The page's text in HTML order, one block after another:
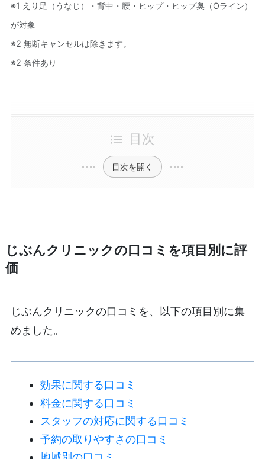
※1 えり足（うなじ）・背中・腰・ヒップ・ヒップ奥（Oライン）
が対象
※2 無断キャンセルは除きます。
※2 条件あり
目次
目次を開く
じぶんクリニックの口コミを項目別に評
価
じぶんクリニックの口コミを、以下の項目別に集
めました。
効果に関する口コミ
料金に関する口コミ
スタッフの対応に関する口コミ
予約の取りやすさの口コミ